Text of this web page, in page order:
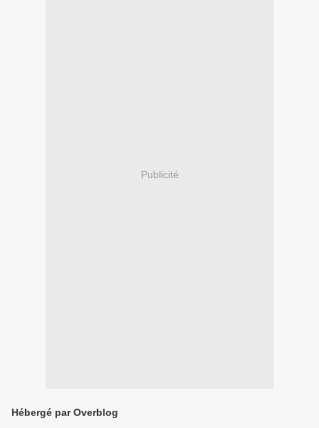
Publicité
Hébergé par Overblog